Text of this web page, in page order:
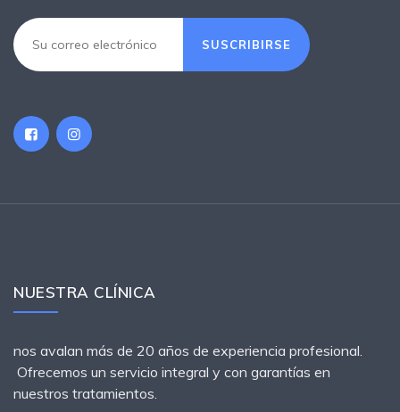
SUSCRIBIRSE
NUESTRA CLÍNICA
nos avalan más de 20 años de experiencia profesional.
Ofrecemos un servicio integral y con garantías en
nuestros tratamientos.